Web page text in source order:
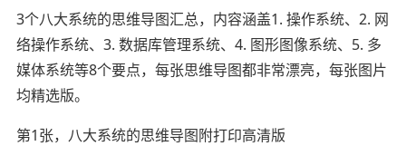
3个八大系统的思维导图汇总，内容涵盖1. 操作系统、2. 网
络操作系统、3. 数据库管理系统、4. 图形图像系统、5. 多
媒体系统等8个要点，每张思维导图都非常漂亮，每张图片
均精选版。
第1张，八大系统的思维导图附打印高清版